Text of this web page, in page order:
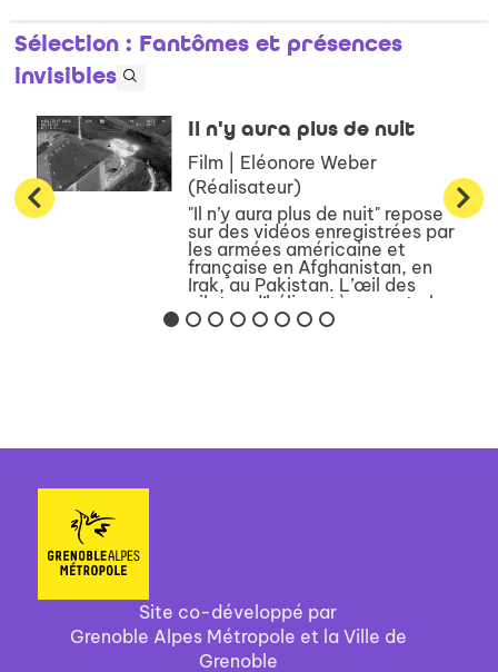
Sélection : Fantômes et présences
invisibles
Il n'y aura plus de nuit
Film | Eléonore Weber
(Réalisateur)
"Il n’y aura plus de nuit" repose
sur des vidéos enregistrées par
les armées américaine et
française en Afghanistan, en
Irak, au Pakistan. L’œil des
pilotes d’hélicoptère scrute le
paysage nocturne. Armé d’une
Site co-développé par
Grenoble Alpes Métropole et la Ville de
Grenoble